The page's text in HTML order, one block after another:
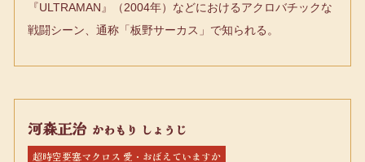
『ULTRAMAN』（2004年）などにおけるアクロバチックな
戦闘シーン、通称「板野サーカス」で知られる。
河森正治 かわもり しょうじ
超時空要塞マクロス 愛・おぼえていますか